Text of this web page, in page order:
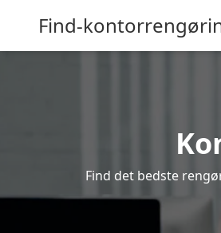
Find-
Find det bedste